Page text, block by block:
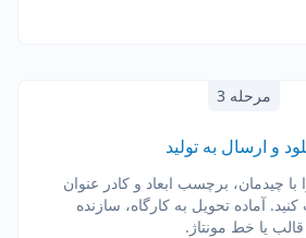
مرحله 3
و ارسال به تولید
چیدمان، برچسب ابعاد و کادر عنوان
آماده تحویل به کارگاه، سازنده
قالب یا خط مونتاژ.